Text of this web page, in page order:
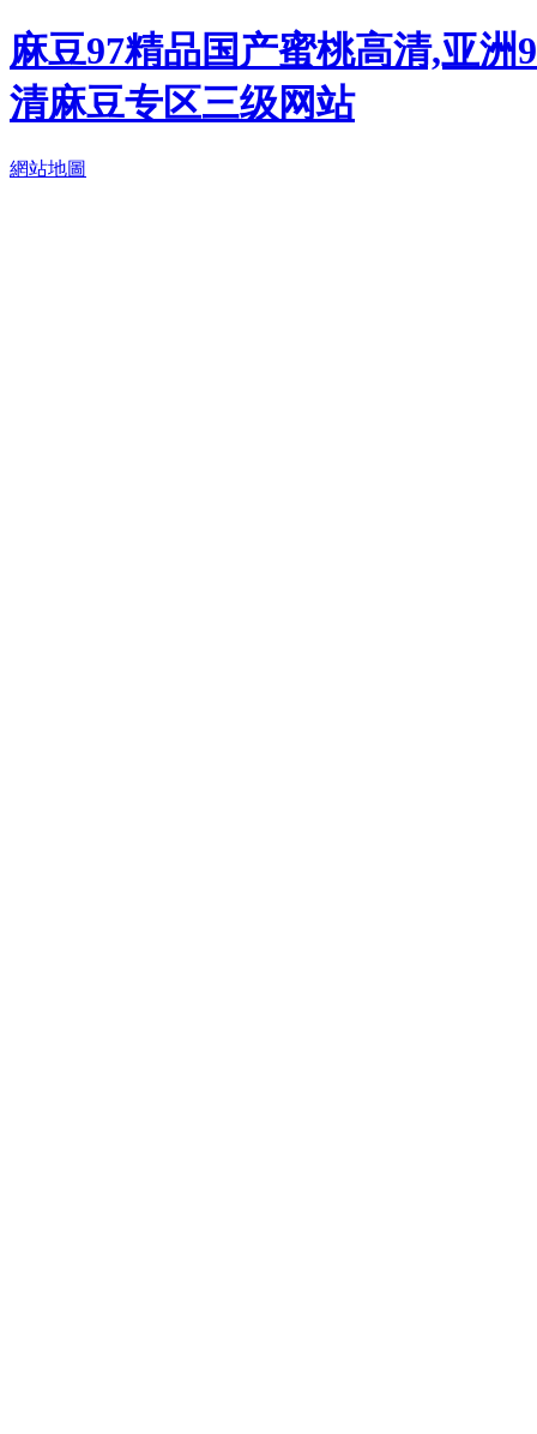
麻豆97精品国产蜜桃高清,亚
清麻豆专区三级网站
網站地圖